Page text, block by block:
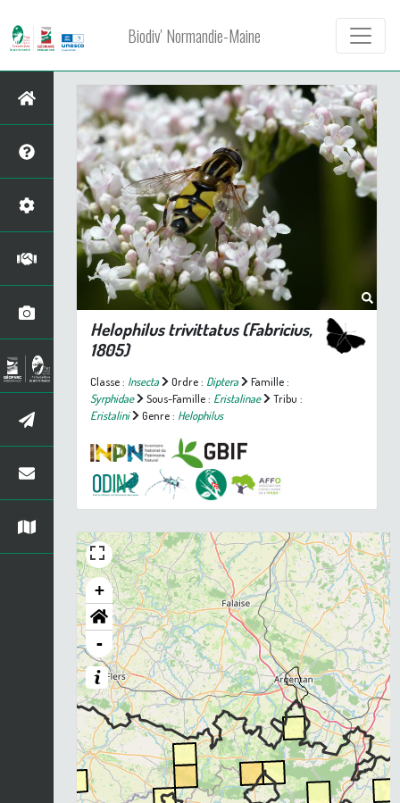
Biodiv' Normandie-Maine
Helophilus trivittatus(Fabricius,
1805)
Classe : Insecta Ordre : Diptera
Famille :
Syrphidae
Sous-Famille : Eristalinae
Tribu :
Eristalini
Genre : Helophilus
+
-